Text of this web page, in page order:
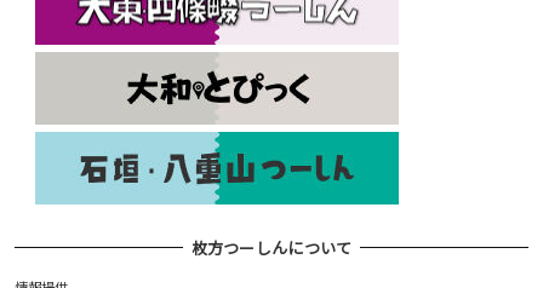
枚方つーしんについて